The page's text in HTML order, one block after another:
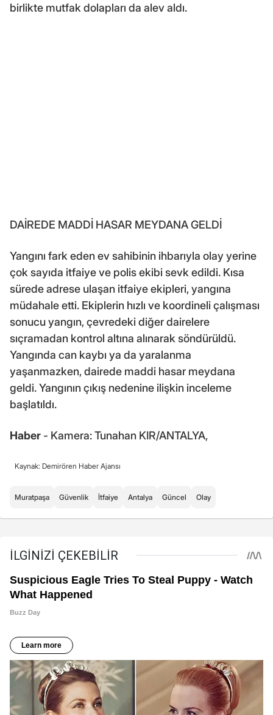
birlikte mutfak dolapları da alev aldı.
DAİREDE MADDİ HASAR MEYDANA GELDİ
Yangını fark eden ev sahibinin ihbarıyla olay yerine
çok sayıda itfaiye ve polis ekibi sevk edildi. Kısa
sürede adrese ulaşan itfaiye ekipleri, yangına
müdahale etti. Ekiplerin hızlı ve koordineli çalışması
sonucu yangın, çevredeki diğer dairelere
sıçramadan kontrol altına alınarak söndürüldü.
Yangında can kaybı ya da yaralanma
yaşanmazken, dairede maddi hasar meydana
geldi. Yangının çıkış nedenine ilişkin inceleme
başlatıldı.
Haber - Kamera: Tunahan KIR/ANTALYA,
Kaynak: Demirören Haber Ajansı
Muratpaşa Güvenlik İtfaiye Antalya Güncel Olay